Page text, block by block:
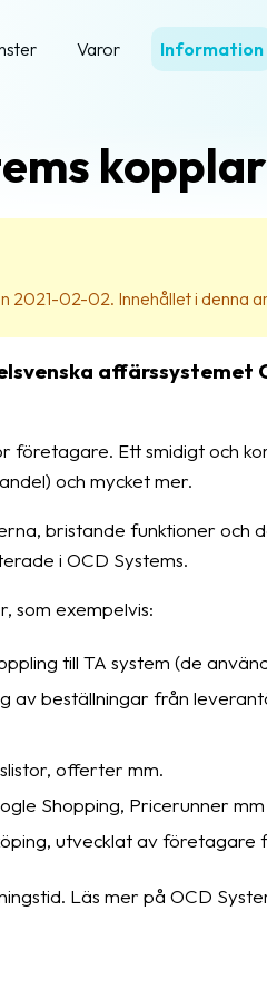
Varor Information
2021-02-02. Innehållet i denna
affärssystemet
företagare. Ett smidigt och
och mycket mer.
bristande funktioner och
i OCD Systems.
som exempelvis:
till TA system (de
av beställningar från
offerter mm.
Shopping, Pricerunner mm
utvecklat av
Läs mer på OCD